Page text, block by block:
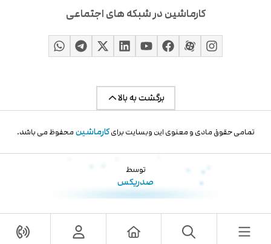
کارماشین در شبکه های اجتماعی
برگشت به بالا
تمامی حقوق مادی و معنوی این وبسایت برایکارماشینمحفوظ می باشد.
توسط
صدریکس